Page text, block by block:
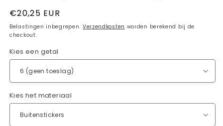
Normale
prijs
€20,25 EUR
Belastingen inbegrepen. Verzendkosten worden berekend bij de
checkout.
Kies een getal
Kies het materiaal